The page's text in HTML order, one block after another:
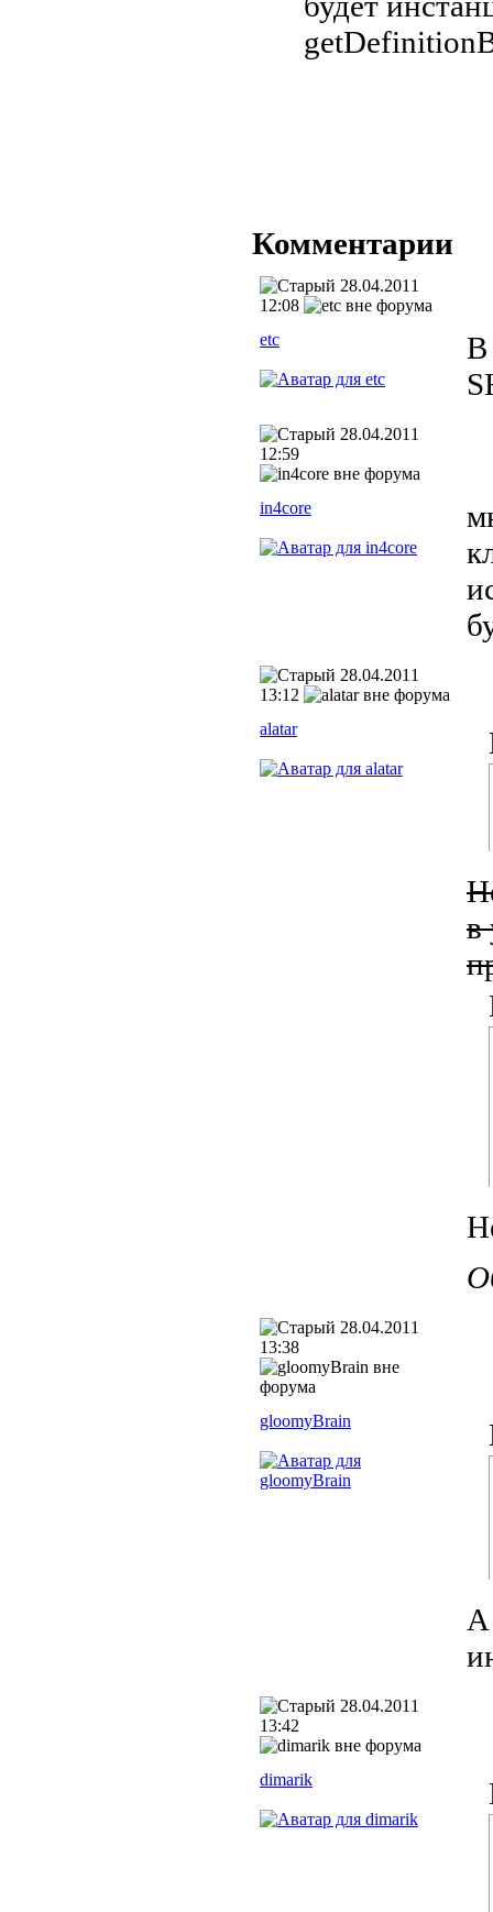
var
var
for
var
}
Комментарии
28.04.2011
12:08
etc
В
28.04.2011
12:59
in4core
28.04.2011
13:12
alatar
в
28.04.2011
13:38
gloomyBrain
А
28.04.2011
13:42
dimarik